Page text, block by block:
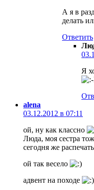
А я в
делать
Ответить
Я
alena
03.12.2012 в 07:11
ой, ну как классно
Люда, моя сестра
сегодня же
ой так весело
адвент на походе